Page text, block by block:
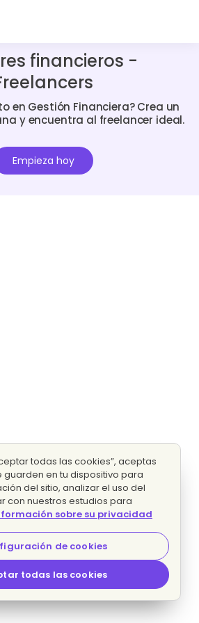
financieros -
en Gestión Financiera? Crea un
y encuentra al freelancer ideal.
Empieza hoy
todas las cookies”, aceptas
guarden en tu dispositivo para
del sitio, analizar el uso del
con nuestros estudios para
sobre su privacidad
de cookies
todas las cookies